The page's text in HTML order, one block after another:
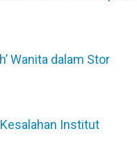
Wanita dalam Stor
Institut